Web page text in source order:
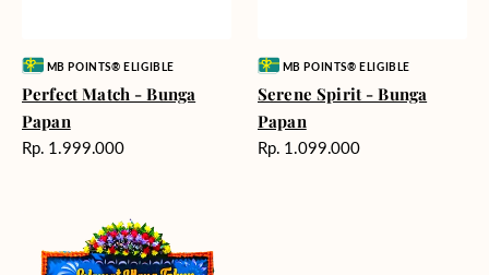
Vendor:MB POINTS® ELIGIBLE
Perfect Match - Bunga
Papan
Harga
Rp. 1.999.000
Vendor:MB POINTS® ELIGIBLE
Serene Spirit - Bunga
Papan
Harga
Rp. 1.099.000